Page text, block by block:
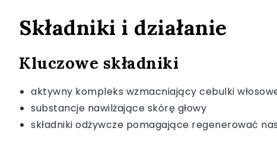
Składniki i działanie
Kluczowe składniki
aktywny kompleks wzmacniający cebulki
substancje nawilżające skórę głowy
składniki odżywcze pomagające regenerować